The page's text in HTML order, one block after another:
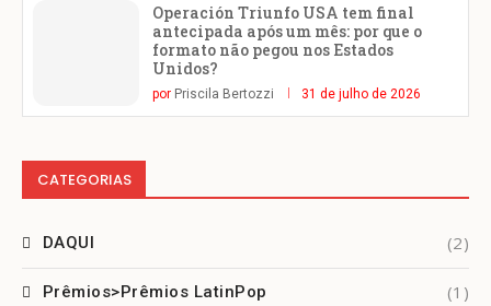
Operación Triunfo USA tem final
antecipada após um mês: por que o
formato não pegou nos Estados
Unidos?
por Priscila Bertozzi 31 de julho de 2026
CATEGORIAS
DAQUI (2)
Prêmios>Prêmios LatinPop (1)